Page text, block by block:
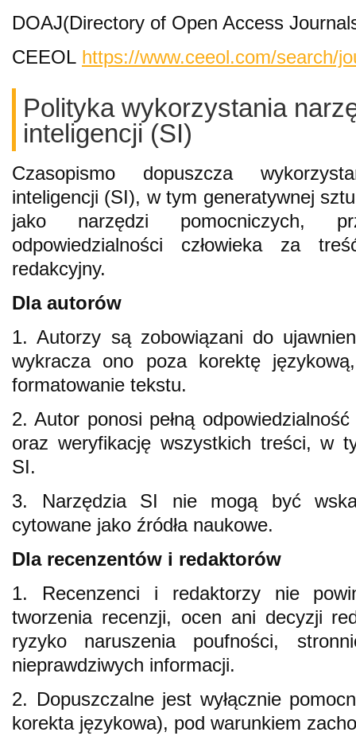
DOAJ(Directory of Open Access Journal
CEEOL https://www.ceeol.com/search/
Polityka wykorzystania
inteligencji (SI)
Czasopismo dopuszcza
inteligencji (SI), w tym generatywnej
jako narzędzi pomocniczych,
odpowiedzialności człowieka za
redakcyjny.
Dla autorów
1. Autorzy są zobowiązani do
wykracza ono poza korektę
formatowanie tekstu.
2. Autor ponosi pełną
oraz weryfikację wszystkich treści, w
SI.
3. Narzędzia SI nie mogą być
cytowane jako źródła naukowe.
Dla recenzentów i redaktorów
1. Recenzenci i redaktorzy nie
tworzenia recenzji, ocen ani decyzji
ryzyko naruszenia poufności,
nieprawdziwych informacji.
2. Dopuszczalne jest wyłącznie
korekta językowa), pod warunkiem